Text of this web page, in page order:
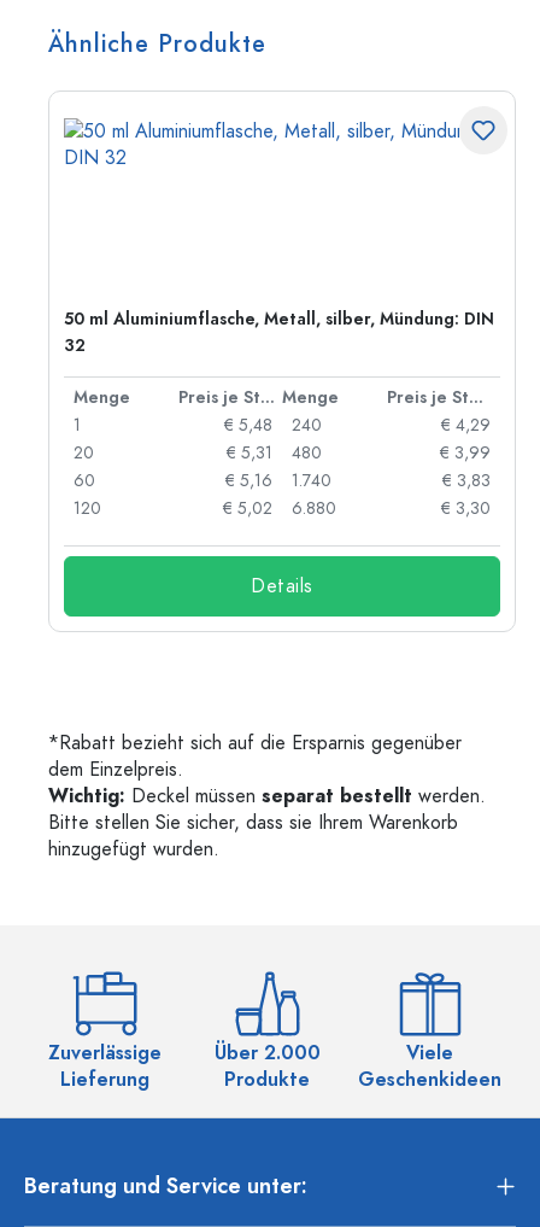
Ähnliche Produkte
50 ml Aluminiumflasche, Metall, silber, Mündung: DIN
32
Menge Preis je Stück Menge
Preis je Stück
1
€ 5,48
20
€ 5,31
60
€ 5,16
120
€ 5,02
240
€ 4,29
480
€ 3,99
1.740
€ 3,83
6.880
€ 3,30
Details
*Rabatt bezieht sich auf die Ersparnis gegenüber
dem Einzelpreis.
Wichtig: Deckel müssen separat bestellt werden.
Bitte stellen Sie sicher, dass sie Ihrem Warenkorb
hinzugefügt wurden.
Zuverlässige
Lieferung
Über 2.000
Produkte
Viele
Geschenkideen
Beratung und Service unter: